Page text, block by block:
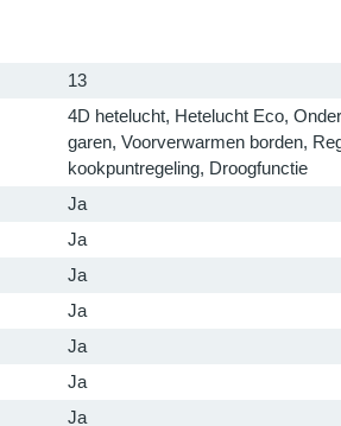
13
4D hetelucht, Hetelucht Eco,
garen, Voorverwarmen borden,
kookpuntregeling, Droogfunctie
Ja
Ja
Ja
Ja
Ja
Ja
Ja